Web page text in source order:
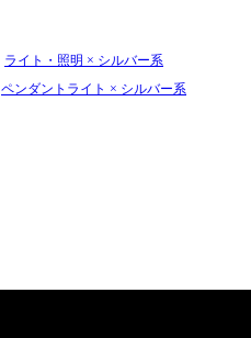
ライト・照明 × シルバー系
ペンダントライト × シルバー系